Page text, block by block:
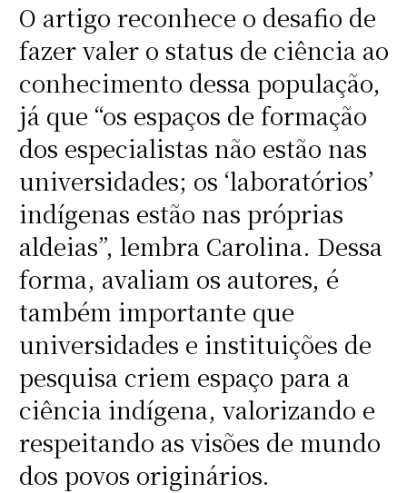
O artigo reconhece o desafio de
fazer valer o status de ciência ao
conhecimento dessa população,
já que “os espaços de formação
dos especialistas não estão nas
universidades; os ‘laboratórios’
indígenas estão nas próprias
aldeias”, lembra Carolina. Dessa
forma, avaliam os autores, é
também importante que
universidades e instituições de
pesquisa criem espaço para a
ciência indígena, valorizando e
respeitando as visões de mundo
dos povos originários.